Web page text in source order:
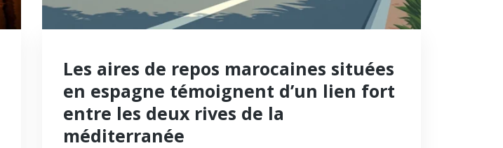
Les aires de repos marocaines situées
en espagne témoignent d’un lien fort
entre les deux rives de la
méditerranée